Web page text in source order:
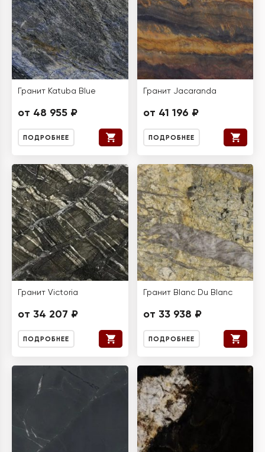
Гранит Katuba Blue
от 48 955 ₽
ПОДРОБНЕЕ
Гранит Jacaranda
от 41 196 ₽
ПОДРОБНЕЕ
Гранит Victoria
от 34 207 ₽
ПОДРОБНЕЕ
Гранит Blanc Du Blanc
от 33 938 ₽
ПОДРОБНЕЕ